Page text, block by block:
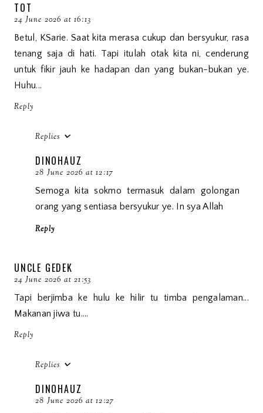
TOT
24 June 2026 at 16:13
Betul, KSarie. Saat kita merasa cukup dan bersyukur, rasa
tenang saja di hati. Tapi itulah otak kita ni, cenderung
untuk fikir jauh ke hadapan dan yang bukan-bukan ye.
Huhu...
Reply
Replies
DINOHAUZ
28 June 2026 at 12:17
Semoga kita sokmo termasuk dalam golongan
orang yang sentiasa bersyukur ye. In sya Allah
Reply
UNCLE GEDEK
24 June 2026 at 21:53
Tapi berjimba ke hulu ke hilir tu timba pengalaman...
Makanan jiwa tu....
Reply
Replies
DINOHAUZ
28 June 2026 at 12:27